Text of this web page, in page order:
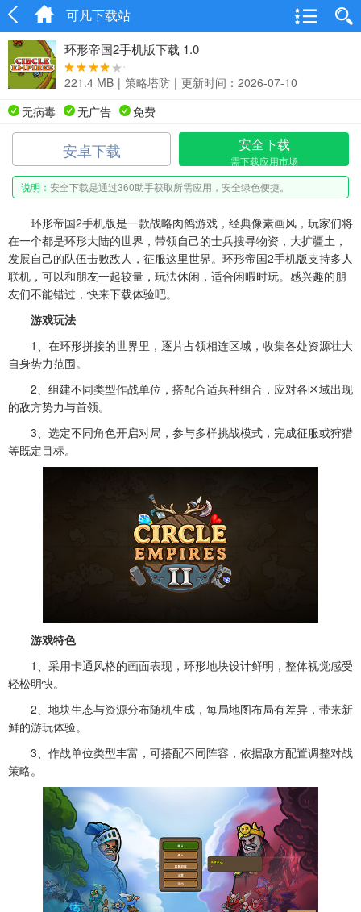
可凡下载站
环形帝国2手机版下载 1.0
221.4 MB | 策略塔防 | 更新时间：2026-07-10
无病毒
无广告 免费
安卓下载 安全下载
需下载应用市场
说明： 安全下载是通过360助手获取所需应用，安全绿色便捷。
环形帝国2手机版是一款战略肉鸽游戏，经典像素画风，玩家们将
在一个都是环形大陆的世界，带领自己的士兵搜寻物资，大扩疆土，
发展自己的队伍击败敌人，征服这里世界。环形帝国2手机版支持多人
联机，可以和朋友一起较量，玩法休闲，适合闲暇时玩。感兴趣的朋
友们不能错过，快来下载体验吧。
游戏玩法
1、在环形拼接的世界里，逐片占领相连区域，收集各处资源壮大
自身势力范围。
2、组建不同类型作战单位，搭配合适兵种组合，应对各区域出现
的敌方势力与首领。
3、选定不同角色开启对局，参与多样挑战模式，完成征服或狩猎
等既定目标。
游戏特色
1、采用卡通风格的画面表现，环形地块设计鲜明，整体视觉感受
轻松明快。
2、地块生态与资源分布随机生成，每局地图布局有差异，带来新
鲜的游玩体验。
3、作战单位类型丰富，可搭配不同阵容，依据敌方配置调整对战
策略。